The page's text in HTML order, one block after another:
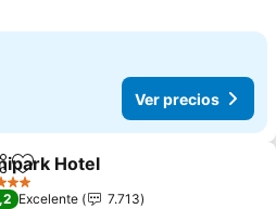
Ver precios
Agregar a favoritos
Hotel
Excelente
7.713